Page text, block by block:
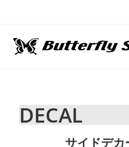
DECAL
サイドデ